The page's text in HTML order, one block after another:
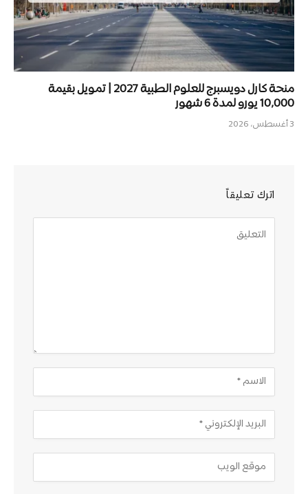
منحة كارل دويسبرج للعلوم الطبية 2027 | تمويل بقيمة
10,000 يورو لمدة 6 شهور
3 أغسطس، 2026
اترك تعليقاً